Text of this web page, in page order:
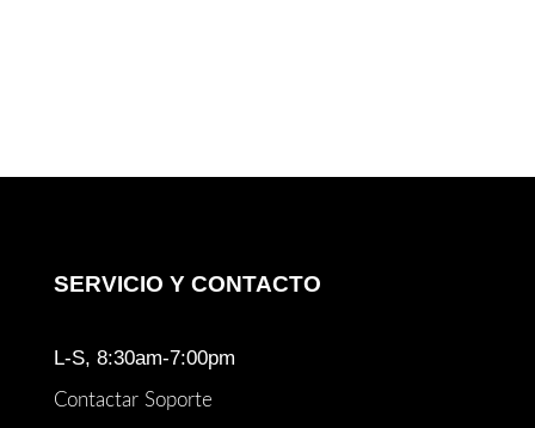
SERVICIO Y CONTACTO
L-S, 8:30am-7:00pm
Contactar Soporte